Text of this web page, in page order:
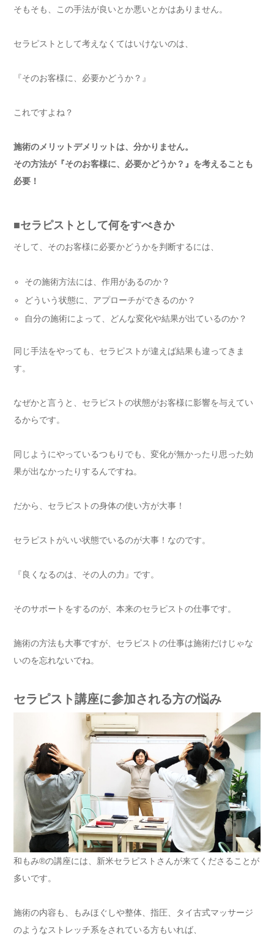
そもそも、この手法が良いとか悪いとかはありません。
セラピストとして考えなくてはいけないのは、
『そのお客様に、必要かどうか？』
これですよね？
施術のメリットデメリットは、分かりません。
その方法が『そのお客様に、必要かどうか？』を考えることも
必要！
■セラピストとして何をすべきか
そして、そのお客様に必要かどうかを判断するには、
その施術方法には、作用があるのか？
どういう状態に、アプローチができるのか？
自分の施術によって、どんな変化や結果が出ているのか？
同じ手法をやっても、セラピストが違えば結果も違ってきま
す。
なぜかと言うと、セラピストの状態がお客様に影響を与えてい
るからです。
同じようにやっているつもりでも、変化が無かったり思った効
果が出なかったりするんですね。
だから、セラピストの身体の使い方が大事！
セラピストがいい状態でいるのが大事！なのです。
『良くなるのは、その人の力』です。
そのサポートをするのが、本来のセラピストの仕事です。
施術の方法も大事ですが、セラピストの仕事は施術だけじゃな
いのを忘れないでね。
セラピスト講座に参加される方の悩み
和もみ®の講座には、新米セラピストさんが来てくださることが
多いです。
施術の内容も、もみほぐしや整体、指圧、タイ古式マッサージ
のようなストレッチ系をされている方もいれば、